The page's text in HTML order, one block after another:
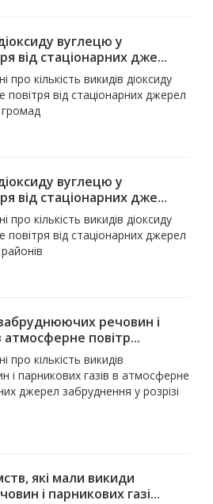
вуглецю у
від стаціонарних дже...
про кількість викидів діоксиду
від стаціонарних джерел
громад
вуглецю у
від стаціонарних дже...
про кількість викидів діоксиду
від стаціонарних джерел
забруднюючих речовин і
атмосферне повітр...
про кількість викидів
і парникових газів в атмосферне
джерел забруднення у розрізі
які мали викиди
і парникових газі...